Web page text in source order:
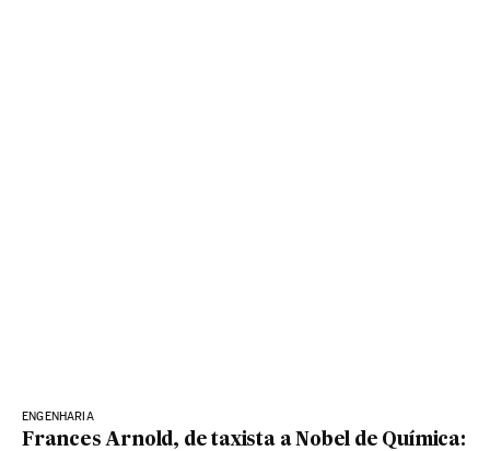
ENGENHARIA
Frances Arnold, de taxista a Nobel de Química: